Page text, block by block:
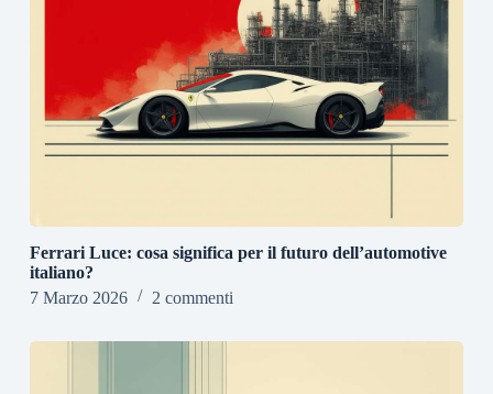
Ferrari Luce: cosa significa per il futuro dell’automotive
italiano?
7 Marzo 2026
2 commenti